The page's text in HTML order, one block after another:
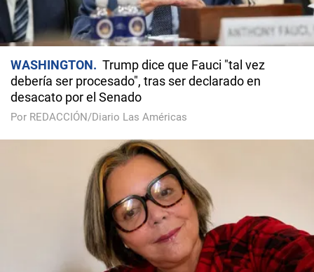
WASHINGTON
Trump dice que Fauci "tal vez
debería ser procesado", tras ser declarado en
desacato por el Senado
Por REDACCIÓN/Diario Las Américas